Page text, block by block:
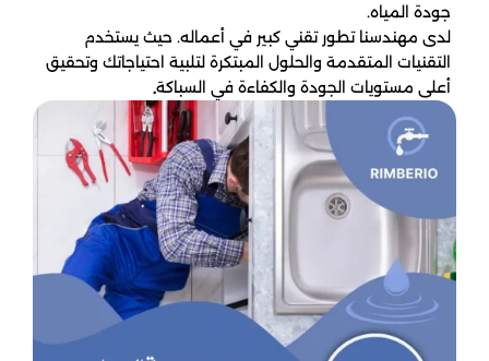
جودة المياه.
لدى مهندسنا تطور تقني كبير في أعماله. حيث يستخدم
التقنيات المتقدمة والحلول المبتكرة لتلبية احتياجاتك وتحقيق
أعلى مستويات الجودة والكفاءة في السباكة.